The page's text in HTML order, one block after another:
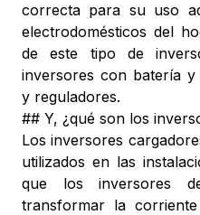
correcta para su uso
electrodomésticos del
de este tipo de
inversores con batería
y reguladores.
## Y, ¿qué son los
Los inversores
utilizados en las
que los inversores
transformar la